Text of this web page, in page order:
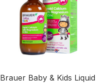
Brauer Baby & Kids Liquid